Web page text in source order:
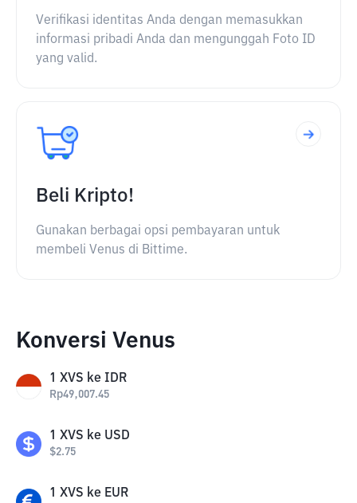
Verifikasi identitas Anda dengan memasukkan
informasi pribadi Anda dan mengunggah Foto ID
yang valid.
Beli Kripto!
Gunakan berbagai opsi pembayaran untuk
membeli Venus di Bittime.
Konversi Venus
1 XVS ke IDR
Rp49,007.45
1 XVS ke USD
$2.75
1 XVS ke EUR